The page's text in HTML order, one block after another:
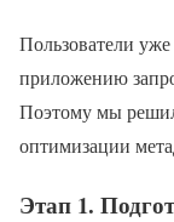
Пользователи
приложению
Поэтому мы
оптимизации
Этап 1.